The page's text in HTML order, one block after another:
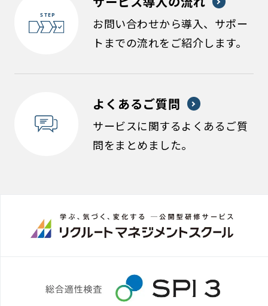
お問い合わせから導入、サポー
トまでの流れをご紹介します。
よくあるご質問
サービスに関するよくあるご質
問をまとめました。